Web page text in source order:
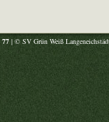
77| © SV Grün Weiß